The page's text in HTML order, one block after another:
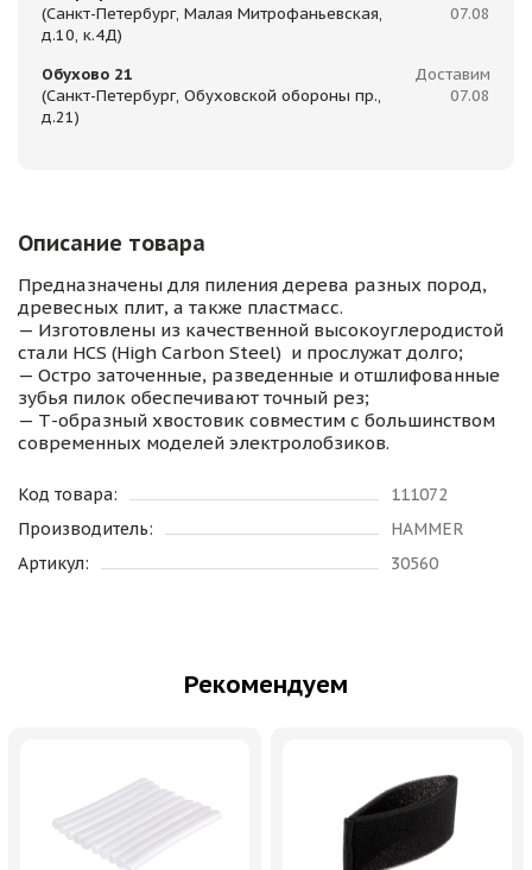
(Санкт-Петербург, Малая Митрофаньевская,
д.10, к.4Д)
07.08
Обухово 21
(Санкт-Петербург, Обуховской обороны пр.,
д.21)
Доставим
07.08
Описание товара
Предназначены для пиления дерева разных пород,
древесных плит, а также пластмасс.
— Изготовлены из качественной высокоуглеродистой
стали HСS (High Carbon Steel) и прослужат долго;
— Остро заточенные, разведенные и отшлифованные
зубья пилок обеспечивают точный рез;
— Т-образный хвостовик совместим с большинством
современных моделей электролобзиков.
Код товара:
111072
Производитель:
HAMMER
Артикул:
30560
Рекомендуем